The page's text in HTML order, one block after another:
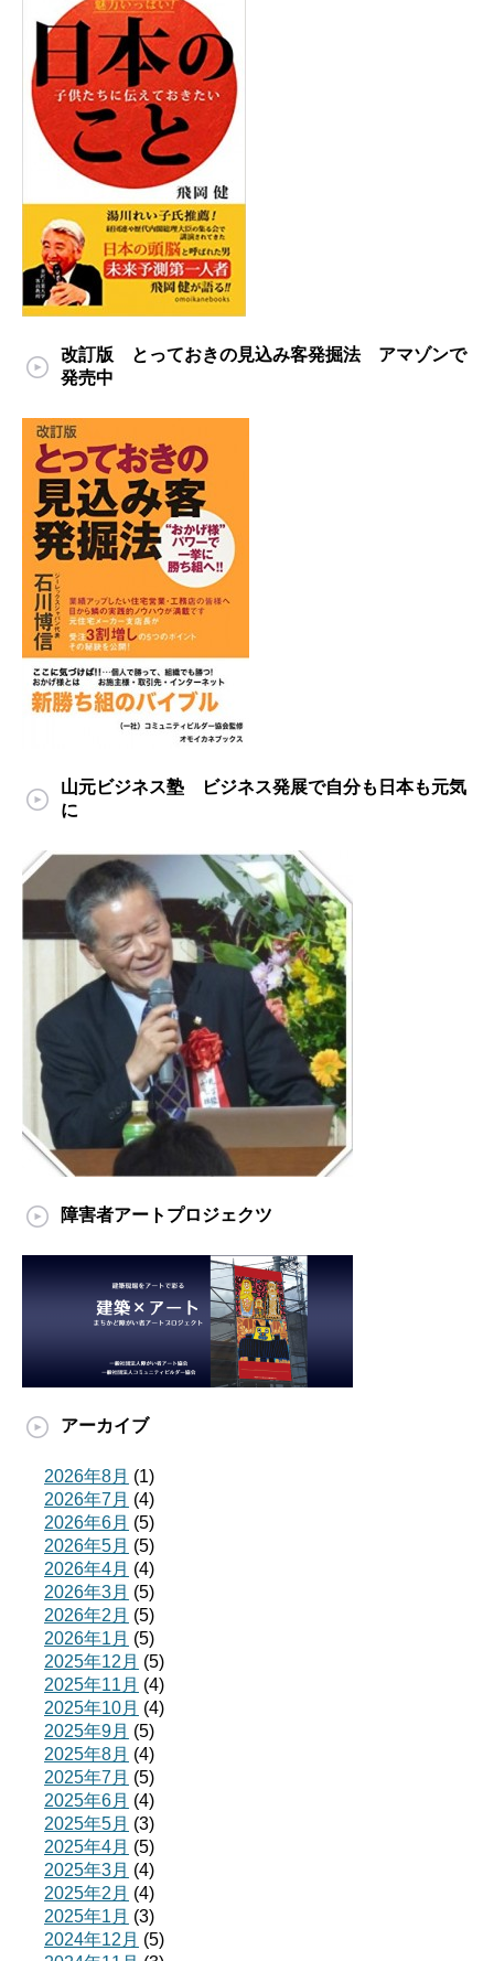
改訂版 とっておきの見込み客発掘法 アマゾンで
発売中
山元ビジネス塾 ビジネス発展で自分も日本も元気
に
障害者アートプロジェクツ
アーカイブ
2026年8月 (1)
2026年7月 (4)
2026年6月 (5)
2026年5月 (5)
2026年4月 (4)
2026年3月 (5)
2026年2月 (5)
2026年1月 (5)
2025年12月 (5)
2025年11月 (4)
2025年10月 (4)
2025年9月 (5)
2025年8月 (4)
2025年7月 (5)
2025年6月 (4)
2025年5月 (3)
2025年4月 (5)
2025年3月 (4)
2025年2月 (4)
2025年1月 (3)
2024年12月 (5)